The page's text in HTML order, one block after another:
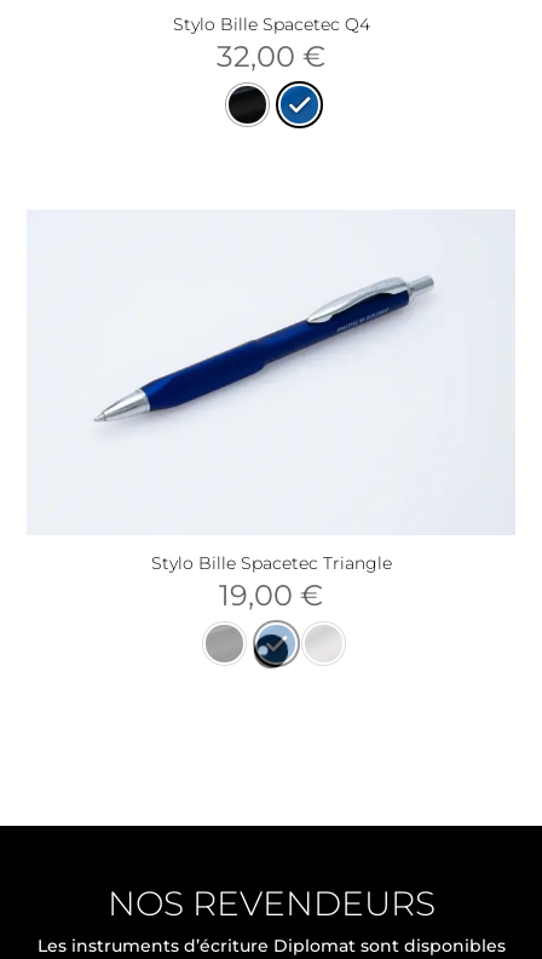
Stylo Bille Spacetec Q4
32,00 €
Stylo Bille Spacetec Triangle
19,00 €
NOS REVENDEURS
Les instruments d’écriture Diplomat sont disponibles